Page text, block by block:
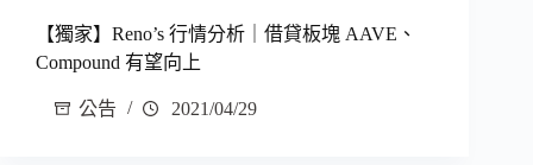
【獨家】Reno’s 行情分析｜借貸板塊 AAVE、
Compound 有望向上
公告 2021/04/29